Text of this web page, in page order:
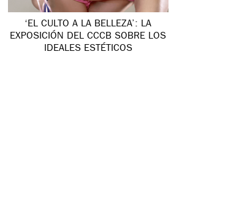
‘EL CULTO A LA BELLEZA’: LA
EXPOSICIÓN DEL CCCB SOBRE LOS
IDEALES ESTÉTICOS